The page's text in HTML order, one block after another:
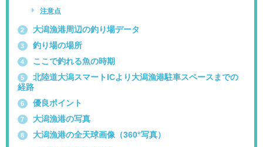
注意点
2 大潟漁港周辺の釣り場データ
3 釣り場の場所
4 ここで釣れる魚の時期
5
北陸道大潟スマートICより大潟漁港駐車スペースまでの
経路
6 優良ポイント
7 大潟漁港の写真
8 大潟漁港の全天球画像（360°写真）